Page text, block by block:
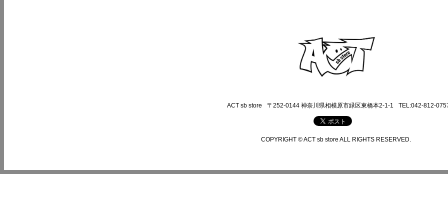
ACT sb store 〒252-0144 神奈川県相模原市緑区東橋本2-1-1 TEL:042-812-
COPYRIGHT © ACT sb store ALL RIGHTS RESERVED.